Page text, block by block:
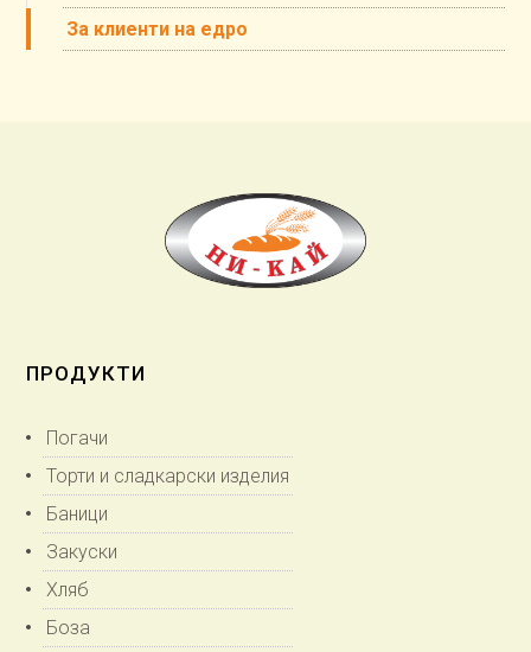
За клиенти на едро
ПРОДУКТИ
Погачи
Торти и сладкарски изделия
Баници
Закуски
Хляб
Боза